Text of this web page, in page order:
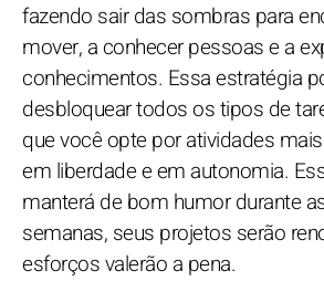
fazendo sair das sombras para
mover, a conhecer pessoas e a
conhecimentos. Essa estratégia
desbloquear todos os tipos de
que você opte por atividades
em liberdade e em autonomia.
manterá de bom humor durante
semanas, seus projetos serão
esforços valerão a pena.